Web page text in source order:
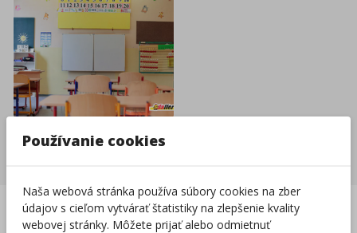
Slovenská firma na
trhu od 1996
Doprava zadarmo už
od 49 €
Používanie cookies
Naša webová stránka používa súbory cookies na zber
údajov s cieľom vytvárať štatistiky na zlepšenie kvality
webovej stránky. Môžete prijať alebo odmietnuť